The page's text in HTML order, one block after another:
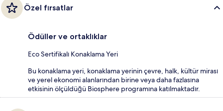
Özel fırsatlar
Ödüller ve ortaklıklar
Eco Sertifikalı Konaklama Yeri
Bu konaklama yeri, konaklama yerinin çevre, halk, kültür mirası
ve yerel ekonomi alanlarından birine veya daha fazlasına
etkisinin ölçüldüğü Biosphere programına katılmaktadır.